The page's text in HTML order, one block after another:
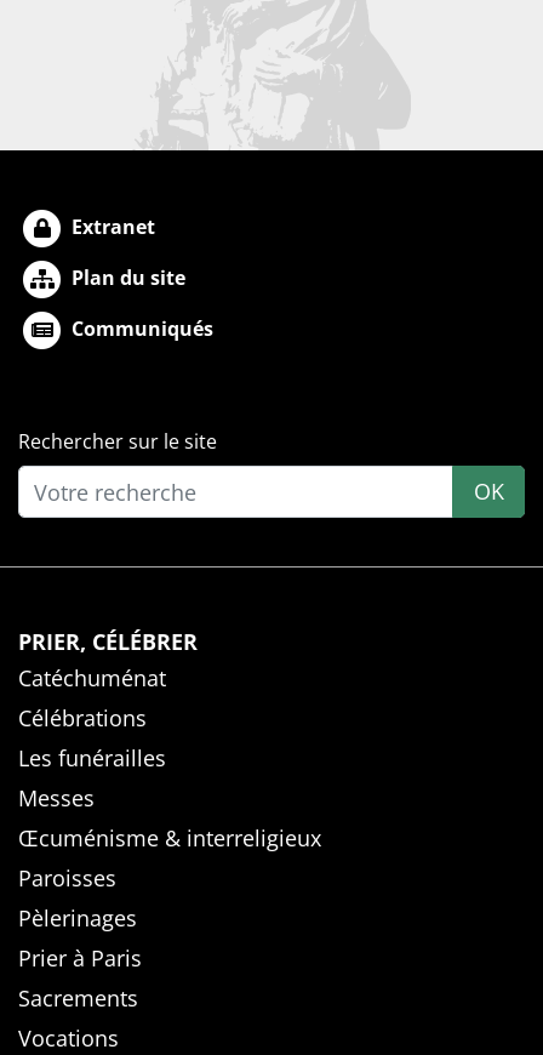
Extranet
Plan du site
Communiqués
Rechercher sur le site
OK
PRIER, CÉLÉBRER
Catéchuménat
Célébrations
Les funérailles
Messes
Œcuménisme & interreligieux
Paroisses
Pèlerinages
Prier à Paris
Sacrements
Vocations